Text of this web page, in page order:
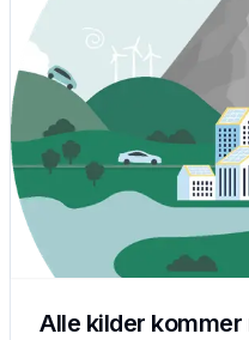
Alle kilder